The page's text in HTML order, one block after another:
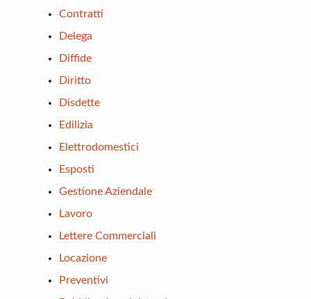
Contratti
Delega
Diffide
Diritto
Disdette
Edilizia
Elettrodomestici
Esposti
Gestione Aziendale
Lavoro
Lettere Commerciali
Locazione
Preventivi